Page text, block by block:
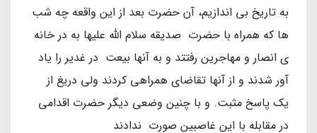
به تاریخ بی اندازیم، آن حضرت بعد از این واقعه چه شب
ها که همراه با حضرت صدیقه سلام الله علیها به در خانه
ی انصار و مهاجرین رفتتد و به آنها بیعت در غدیر را یاد
آور شدند و از آنها تقاضای همراهی کردند ولی دریغ از
یک پاسخ مثبت. و با چنین وضعی دیگر حضرت اقدامی
در مقابله با این غاصبین صورت ندادند